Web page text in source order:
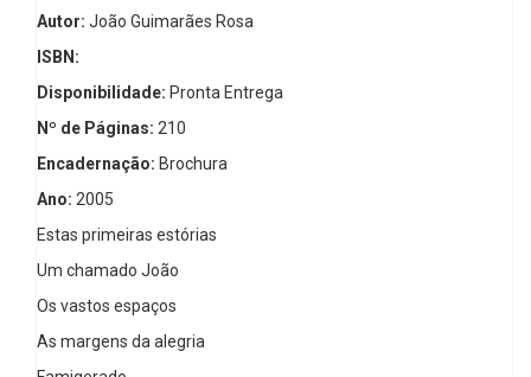
Autor: João Guimarães Rosa
ISBN:
Disponibilidade: Pronta Entrega
Nº de Páginas: 210
Encadernação: Brochura
Ano: 2005
Estas primeiras estórias
Um chamado João
Os vastos espaços
As margens da alegria